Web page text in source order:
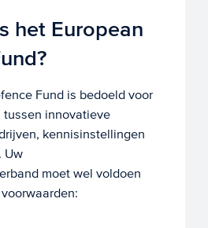
het European
Fund is bedoeld voor
innovatieve
kennisinstellingen
Uw
moet wel voldoen